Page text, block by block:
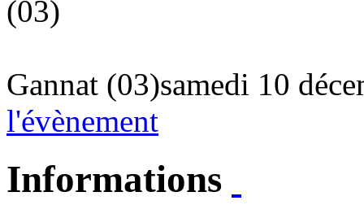
(03)
Gannat (03)samedi 10
l'évènement
Informations